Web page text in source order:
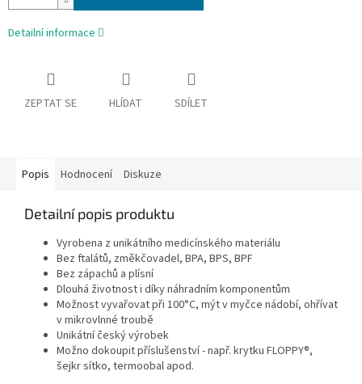
Detailní informace
ZEPTAT SE HLÍDAT SDÍLET
Popis Hodnocení Diskuze
Detailní popis produktu
Vyrobena z unikátního medicínského materiálu
Bez ftalátů, změkčovadel, BPA, BPS, BPF
Bez zápachů a plísní
Dlouhá životnost i díky náhradním komponentům
Možnost vyvařovat při 100°C, mýt v myčce nádobí, ohřívat
v mikrovlnné troubě
Unikátní český výrobek
Možno dokoupit příslušenství - např. krytku FLOPPY®,
šejkr sítko, termoobal apod.